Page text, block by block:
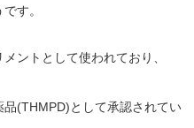
す。
ントとして使われており、
(THMPD)として承認されてい